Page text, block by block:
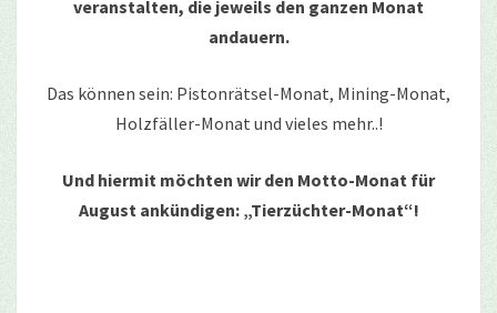
veranstalten, die jeweils den ganzen Monat
andauern.
Das können sein: Pistonrätsel-Monat, Mining-Monat,
Holzfäller-Monat und vieles mehr..!
Und hiermit möchten wir den Motto-Monat für
August ankündigen: „Tierzüchter-Monat“!